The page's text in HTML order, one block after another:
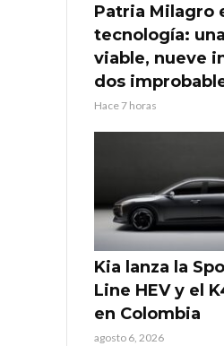
Patria Milagro
tecnología:
viable, nueve
dos
Hace 7 horas
Kia lanza la
Line HEV y el
en Colombia
agosto 6, 2026